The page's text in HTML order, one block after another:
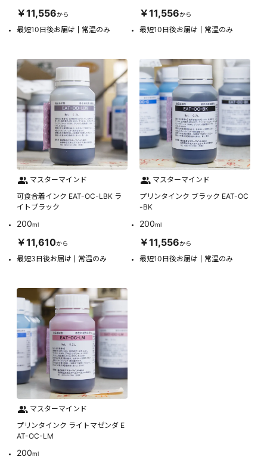
￥11,556から
最短10日後お届け 常温のみ
￥11,556から
最短10日後お届け 常温のみ
マスターマインド
可食合着インク EAT-OC-LBK ラ
イトブラック
200ml
￥11,610から
最短3日後お届け 常温のみ
マスターマインド
プリンタインク ブラック EAT-OC
-BK
200ml
￥11,556から
最短10日後お届け 常温のみ
マスターマインド
プリンタインク ライトマゼンダ E
AT-OC-LM
200ml